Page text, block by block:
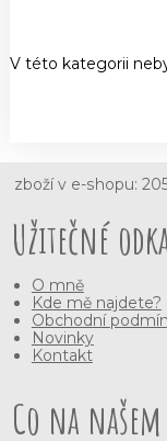
V této kategorii
zboží v e-shopu:
Užitečné
O mně
Kde mě najdete?
Obchodní
Novinky
Kontakt
Co na